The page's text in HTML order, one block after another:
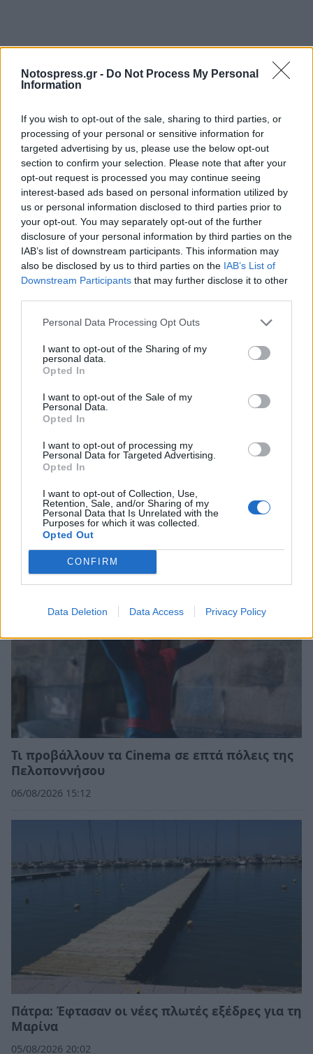
Notospress.gr - Do Not Process My Personal
Information
If you wish to opt-out of the sale, sharing to third parties, or
processing of your personal or sensitive information for
targeted advertising by us, please use the below opt-out
section to confirm your selection. Please note that after your
opt-out request is processed you may continue seeing
interest-based ads based on personal information utilized by
us or personal information disclosed to third parties prior to
your opt-out. You may separately opt-out of the further
disclosure of your personal information by third parties on the
IAB’s list of downstream participants. This information may
also be disclosed by us to third parties on the IAB’s List of
Downstream Participants that may further disclose it to other
Personal Data Processing Opt Outs
I want to opt-out of the Sharing of my
personal data.
Opted In
I want to opt-out of the Sale of my
Personal Data.
Opted In
I want to opt-out of processing my
Personal Data for Targeted Advertising.
Opted In
I want to opt-out of Collection, Use,
Retention, Sale, and/or Sharing of my
Personal Data that Is Unrelated with the
Purposes for which it was collected.
Opted Out
CONFIRM
Data Deletion Data Access Privacy Policy
Σχετικά Άρθρα
Μυστράς: Έλιωσε ο πάγος και το έγκλημα
είναι οικονομικό – Το ρεπορτάζ έλαβε τέλος!
06/08/2026 20:27
Τι προβάλλουν τα Cinema σε επτά πόλεις της
Πελοποννήσου
06/08/2026 15:12
Πάτρα: Έφτασαν οι νέες πλωτές εξέδρες για τη
Μαρίνα
05/08/2026 20:02